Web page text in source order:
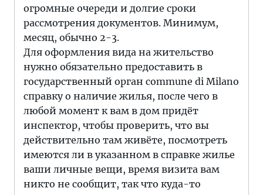
огромные очереди и долгие сроки
рассмотрения документов. Минимум,
месяц, обычно 2-3.
Для оформления вида на жительство
нужно обязательно предоставить в
государственный орган commune di Milano
справку о наличие жилья, после чего в
любой момент к вам в дом придёт
инспектор, чтобы проверить, что вы
действительно там живёте, посмотреть
имеются ли в указанном в справке жилье
ваши личные вещи, время визита вам
никто не сообщит, так что куда-то